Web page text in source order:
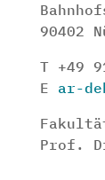
90402
T +49
E ar-
Prof.